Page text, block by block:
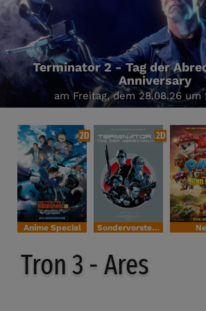
Terminator 2 - Tag der
Anniversary
am Freitag, dem 28.08.26 um
2D
Anime Special
2D
Sondervorstellung
Tron 3 - Ares